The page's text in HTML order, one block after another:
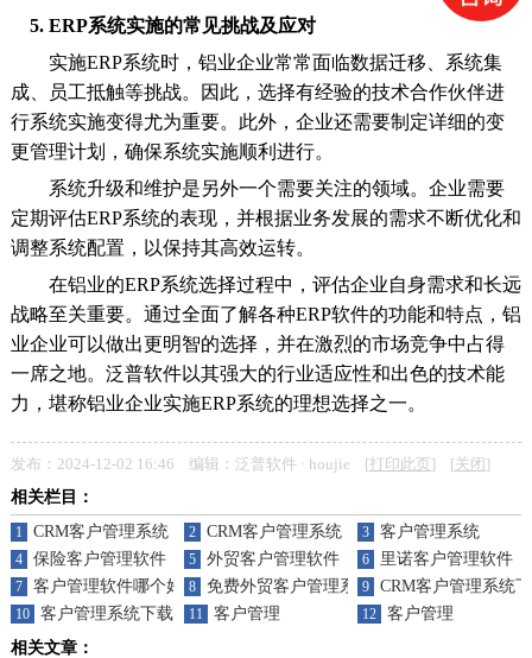
5. ERP系统实施的常见挑战及应对
实施ERP系统时，铝业企业常常面临数据迁移、系统集
成、员工抵触等挑战。因此，选择有经验的技术合作伙伴进
行系统实施变得尤为重要。此外，企业还需要制定详细的变
更管理计划，确保系统实施顺利进行。
系统升级和维护是另外一个需要关注的领域。企业需要
定期评估ERP系统的表现，并根据业务发展的需求不断优化和
调整系统配置，以保持其高效运转。
在铝业的ERP系统选择过程中，评估企业自身需求和长远
战略至关重要。通过全面了解各种ERP软件的功能和特点，铝
业企业可以做出更明智的选择，并在激烈的市场竞争中占得
一席之地。泛普软件以其强大的行业适应性和出色的技术能
力，堪称铝业企业实施ERP系统的理想选择之一。
发布：2024-12-02 16:46 编辑：泛普软件 · houjie [打印此页] [关闭 ]
相关栏目：
1 CRM客户管理系统 2 CRM客户管理系统 3 客户管理系统
4 保险客户管理软件 5 外贸客户管理软件 6 里诺客户管理软件
7 客户管理软件哪个好 8 免费外贸客户管理系统
9 CRM客户管理系统
10 客户管理系统下载 11 客户管理 12
客户管理
相关文章：